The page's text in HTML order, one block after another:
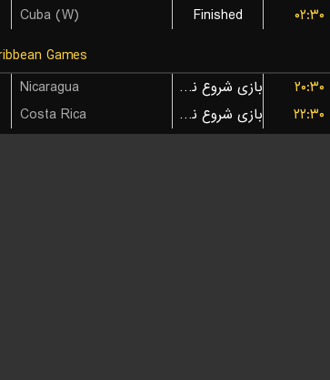
Cuba (W) Finished
۰۲:۳۰
Games
Nicaragua بازی شروع نشده است
۲۰:۳۰
Costa Rica بازی شروع نشده است ۲۲:۳۰